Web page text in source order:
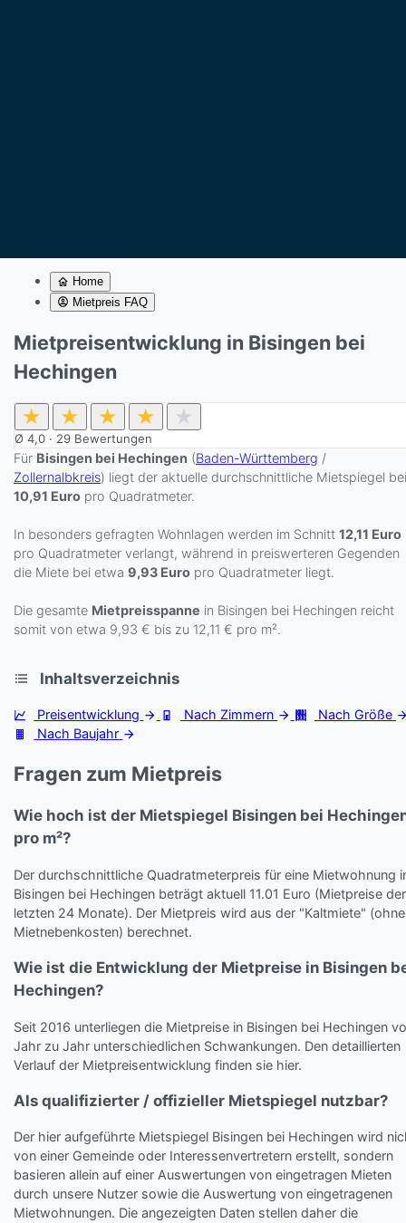
Home
Mietpreis FAQ
Mietpreisentwicklung in Bisingen bei
Hechingen
★ ★ ★ ★ ★
Ø 4,0 · 29 Bewertungen
Für Bisingen bei Hechingen (Baden-Württemberg /
Zollernalbkreis) liegt der aktuelle durchschnittliche Mietspiegel bei
10,91 Euro pro Quadratmeter.
In besonders gefragten Wohnlagen werden im Schnitt 12,11 Euro
pro Quadratmeter verlangt, während in preiswerteren Gegenden
die Miete bei etwa 9,93 Euro pro Quadratmeter liegt.
Die gesamte Mietpreisspanne in Bisingen bei Hechingen reicht
somit von etwa 9,93 € bis zu 12,11 € pro m².
Inhaltsverzeichnis
Preisentwicklung Nach Zimmern
Nach Größe
Nach Baujahr
Fragen zum Mietpreis
Wie hoch ist der Mietspiegel Bisingen bei
pro m²?
Der durchschnittliche Quadratmeterpreis für eine Mietwohnung
Bisingen bei Hechingen beträgt aktuell 11.01 Euro (Mietpreise der
letzten 24 Monate). Der Mietpreis wird aus der "Kaltmiete" (ohne
Mietnebenkosten) berechnet.
Wie ist die Entwicklung der Mietpreise in Bisingen
Hechingen?
Seit 2016 unterliegen die Mietpreise in Bisingen bei Hechingen
Jahr zu Jahr unterschiedlichen Schwankungen. Den detaillierten
Verlauf der Mietpreisentwicklung finden sie hier.
Als qualifizierter / offizieller Mietspiegel nutzbar?
Der hier aufgeführte Mietspiegel Bisingen bei Hechingen wird
von einer Gemeinde oder Interessenvertretern erstellt, sondern
basieren allein auf einer Auswertungen von eingetragen Mieten
durch unsere Nutzer sowie die Auswertung von eingetragenen
Mietwohnungen. Die angezeigten Daten stellen daher die